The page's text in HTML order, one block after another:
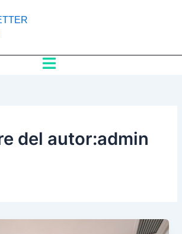
del autor:admin